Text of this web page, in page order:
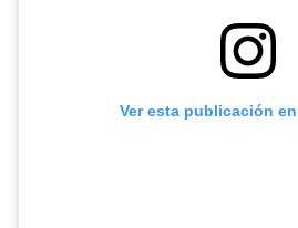
Ver esta publicación